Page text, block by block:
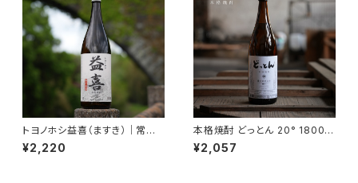
トヨノホシ益喜（ますき）｜常圧
蒸留・本格焼酎 25度 1800ml
【香ばしい・濃厚】
¥2,220
本格焼酎 どっとん 20° 1800m
l【2015年度 全国酒類コンクー
ル 麦焼酎部門 第1位受賞】
¥2,057